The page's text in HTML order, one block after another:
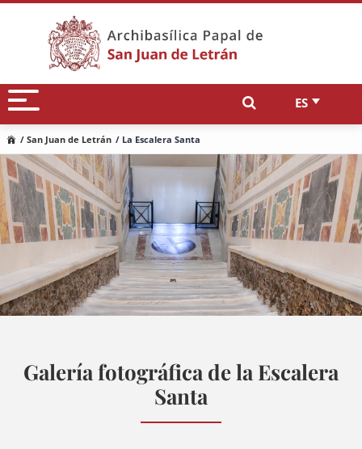
ES
/ San Juan de Letrán / La Escalera Santa
Galería fotográfica de la Escalera
Santa